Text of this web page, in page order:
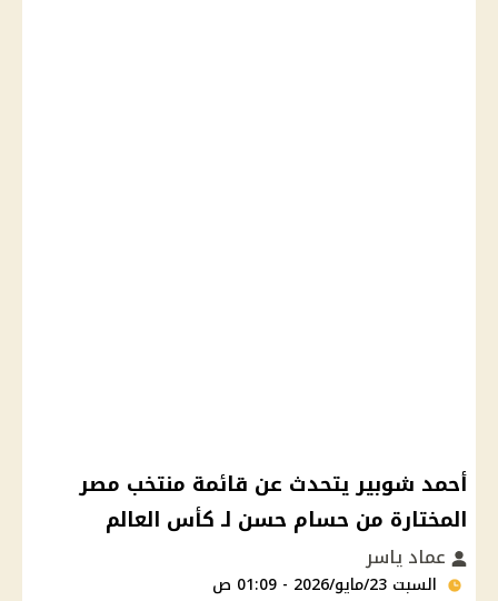
أحمد شوبير يتحدث عن قائمة منتخب مصر
المختارة من حسام حسن لـ كأس العالم
عماد ياسر
السبت 23/مايو/2026 - 01:09 ص